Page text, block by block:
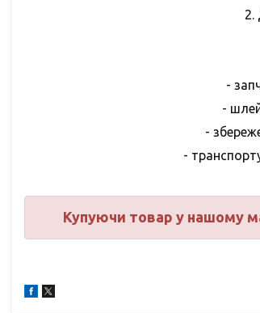
2.
-
-
-
-
Купуючи товар у нашому